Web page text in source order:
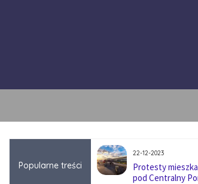
Popularne treści
pokoleniową w
22-12-2023
Protesty
pod Centralny